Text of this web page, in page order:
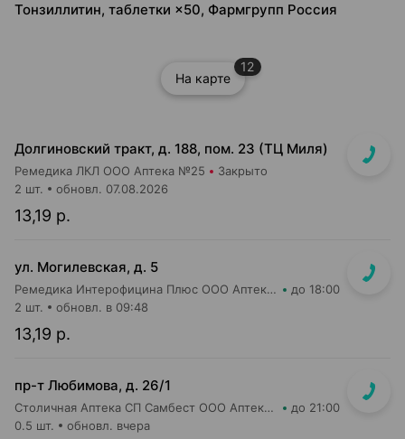
Тонзиллитин, таблетки ×50, Фармгрупп Россия
На карте
12
Долгиновский тракт, д. 188, пом. 23 (ТЦ Миля)
Ремедика ЛКЛ ООО Аптека №25 Закрыто
13,19 р.
2 шт. обновл. 07.08.2026
ул. Могилевская, д. 5
Ремедика Интерофицина Плюс ООО Аптека №4 до 18:00
13,19 р.
2 шт. обновл. в 09:48
пр-т Любимова, д. 26/1
Столичная Аптека СП Самбест ООО Аптека №12 до 21:00
0.5 шт. обновл. вчера